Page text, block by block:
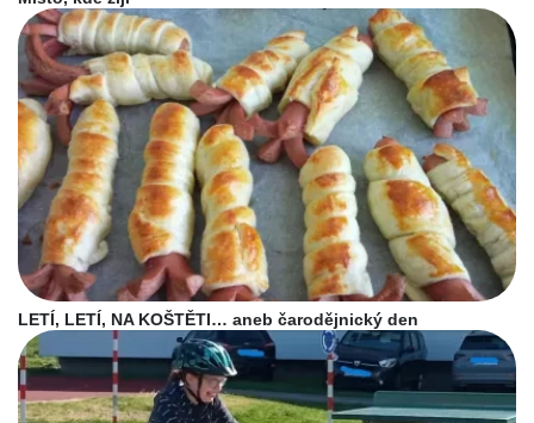
LETÍ, LETÍ, NA KOŠTĚTI… aneb čarodějnický den